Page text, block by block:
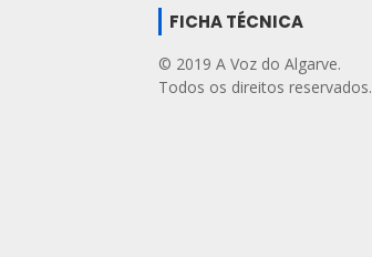
FICHA TÉCNICA
© 2019 A Voz do Algarve.
Todos os direitos reservados.